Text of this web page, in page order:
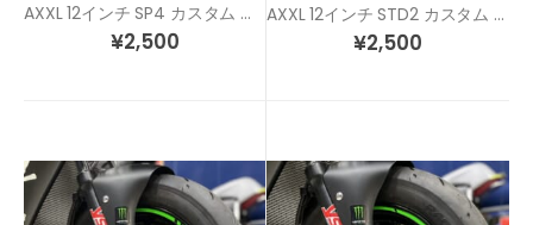
AXXL 12インチ SP4 カスタム リムステッカー
¥2,500
AXXL 12インチ STD2 カスタム リムステッカー
¥2,500